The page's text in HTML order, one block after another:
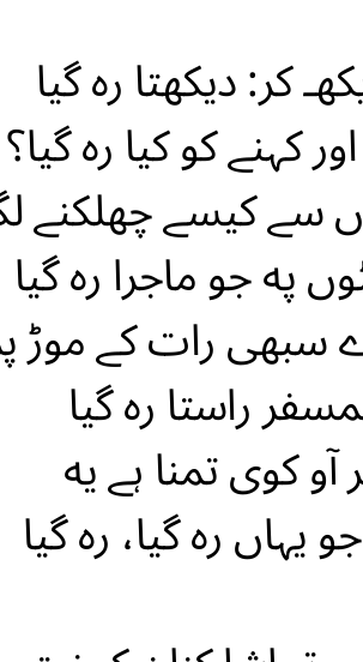
کر: دیکهتا ره گیا
کہنے کو کیا ره گیا؟
سے کیسے چهلکنے
په جو ماجرا ره گیا
سبهی رات کے موڑ
راستا ره گیا
کوی تمنا ہے یه
ره گیا، ره گیا